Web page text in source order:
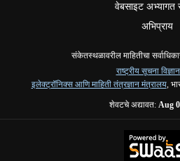
वेबसाइट अभ्यागत
अभिप्राय
संकेतस्थळावरील माहितीचा
राष्ट्रीय सूचना
इलेक्ट्रॉनिक्स आणि माहिती तंत्रज्ञान मंत्रालय,
शेवटचे अद्यावत: Aug